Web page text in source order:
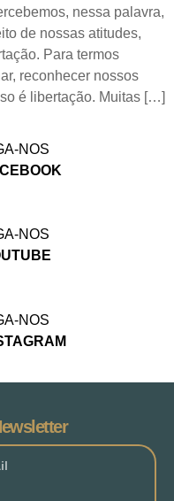
nessa palavra,
de nossas atitudes,
Para termos
reconhecer nossos
é libertação. Muitas […]
NOS
NOS
NOS